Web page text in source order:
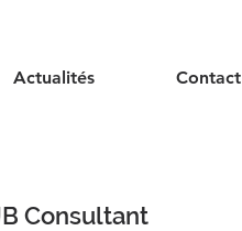
Actualités Contact
Consultant